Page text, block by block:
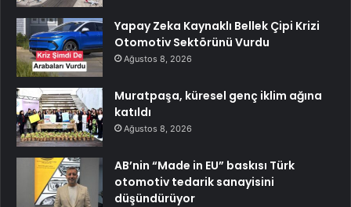
Yapay Zeka Kaynaklı Bellek Çipi Krizi
Otomotiv Sektörünü Vurdu
Ağustos 8, 2026
Muratpaşa, küresel genç iklim ağına
katıldı
Ağustos 8, 2026
AB’nin “Made in EU” baskısı Türk
otomotiv tedarik sanayisini
düşündürüyor